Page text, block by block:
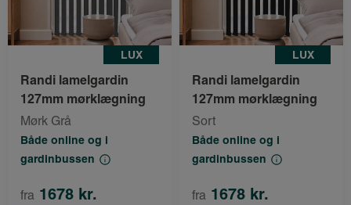
LUX
Randi lamelgardin
127mm mørklægning
Mørk Grå
Både online og i
gardinbussen
fra 1678 kr.
LUX
Randi lamelgardin
127mm mørklægning
Sort
Både online og i
gardinbussen
fra 1678 kr.